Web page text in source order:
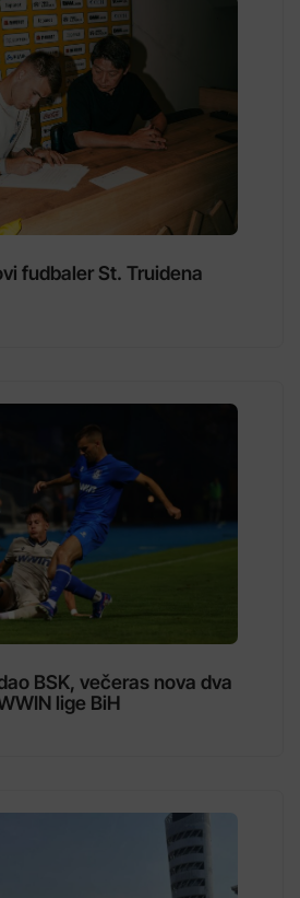
fudbaler St. Truidena
BSK, večeras nova dva
lige BiH